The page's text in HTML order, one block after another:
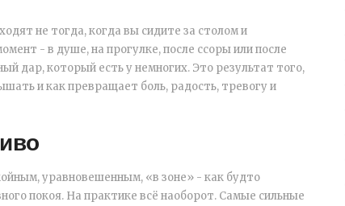
не тогда, когда вы сидите за столом и
- в душе, на прогулке, после ссоры или после
дар, который есть у немногих. Это результат того,
и как превращает боль, радость, тревогу и
уравновешенным, «в зоне» - как будто
покоя. На практике всё наоборот. Самые сильные